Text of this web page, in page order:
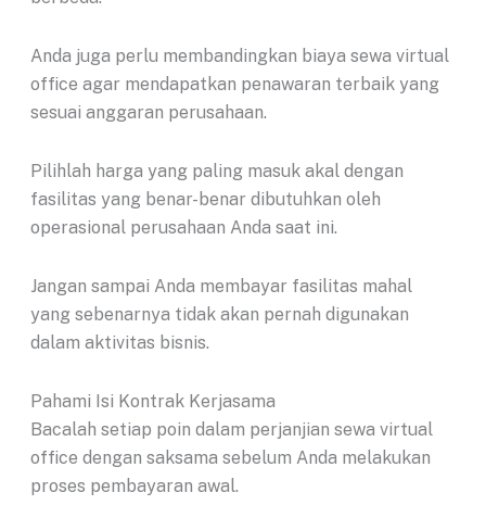
Anda juga perlu membandingkan biaya sewa virtual
office agar mendapatkan penawaran terbaik yang
sesuai anggaran perusahaan.
Pilihlah harga yang paling masuk akal dengan
fasilitas yang benar-benar dibutuhkan oleh
operasional perusahaan Anda saat ini.
Jangan sampai Anda membayar fasilitas mahal
yang sebenarnya tidak akan pernah digunakan
dalam aktivitas bisnis.
Pahami Isi Kontrak Kerjasama
Bacalah setiap poin dalam perjanjian sewa virtual
office dengan saksama sebelum Anda melakukan
proses pembayaran awal.